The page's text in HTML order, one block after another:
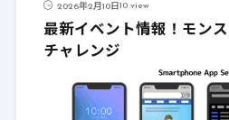
2026年2月10日10 view
最新イベント情報！モン
チャレンジ